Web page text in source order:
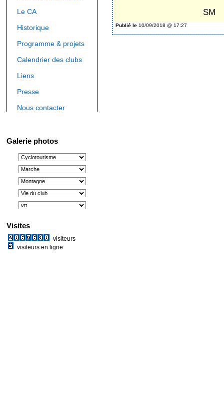
Le CA
Historique
Programme & projets
Calendrier des clubs
Liens
Presse
Nous contacter
Galerie photos
Visites
visiteurs
visiteurs en ligne
SM
Publié le 10/09/2018 @ 17:27